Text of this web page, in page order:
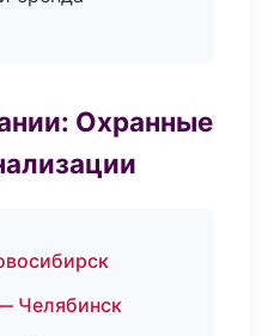
Охранные
Челябинск